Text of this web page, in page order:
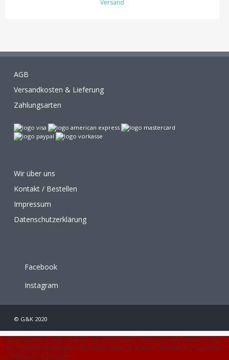
Versand
AGB
Versandkosten & Lieferung
Zahlungsarten
Wir über uns
Kontakt / Bestellen
Impressum
Datenschutzerklärung
Facebook
Instagram
© G&K 2020
Diese Webseite nutzt Cookies. Wenn Sie weiter auf dieser Seite bleiben ohne
die Cookie-Einstellungen in Ihrem Browser zu ändern, stimmen Sie zu unsere
Cookies zu verwenden.